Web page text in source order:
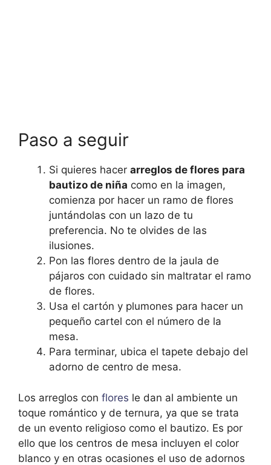
Paso a seguir
Si quieres hacer arreglos de flores para
bautizo de niña como en la imagen,
comienza por hacer un ramo de flores
juntándolas con un lazo de tu
preferencia. No te olvides de las
ilusiones.
Pon las flores dentro de la jaula de
pájaros con cuidado sin maltratar el ramo
de flores.
Usa el cartón y plumones para hacer un
pequeño cartel con el número de la
mesa.
Para terminar, ubica el tapete debajo del
adorno de centro de mesa.
Los arreglos con flores le dan al ambiente un
toque romántico y de ternura, ya que se trata
de un evento religioso como el bautizo. Es por
ello que los centros de mesa incluyen el color
blanco y en otras ocasiones el uso de adornos